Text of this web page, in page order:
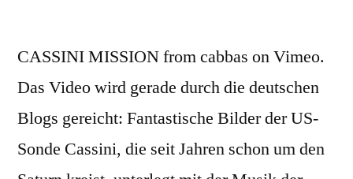
CASSINI MISSION from cabbas on Vimeo.
Das Video wird gerade durch die deutschen
Blogs gereicht: Fantastische Bilder der US-
Sonde Cassini, die seit Jahren schon um den